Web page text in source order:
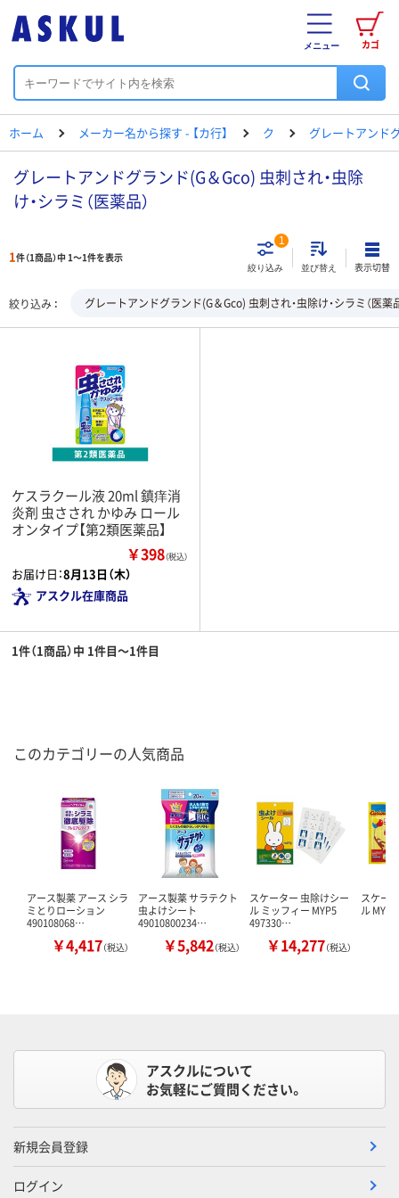
カゴ
メニュー
ホーム メーカー名から探す - 【カ行】 ク グレートアンド
グレートアンドグランド(G＆Gco) 虫刺され・虫除
け・シラミ（医薬品）
1件（1商品）中 1～1件を表示
絞り込み
1
並び替え 表示切替
絞り込み グレートアンドグランド(G＆Gco) 虫刺され・虫除け・シラミ（医薬
ケスラクール液 20ml 鎮痒消
炎剤 虫さされ かゆみ ロール
オンタイプ【第2類医薬品】
￥398（税込）
お届け日：8月13日（木）
アスクル在庫商品
1件（1商品）中 1件目～1件目
このカテゴリーの人気商品
アース製薬 アース シラ
ミとりローション
490108068…
￥4,417（税込）
アース製薬 サラテクト
虫よけシート
49010800234…
￥5,842（税込）
スケーター 虫除けシー
ル ミッフィー MYP5
497330…
￥14,277（税込）
スケー
ル MYP
アスクルについて
お気軽にご質問ください。
新規会員登録
ログイン